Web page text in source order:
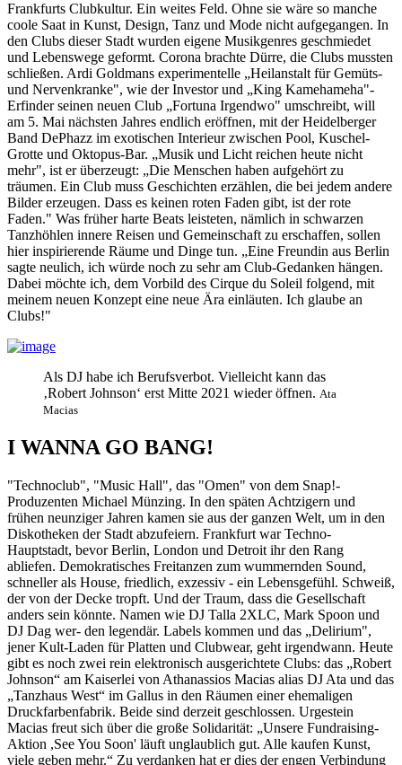
Frankfurts Clubkultur. Ein weites Feld. Ohne sie wäre so manche
coole Saat in Kunst, Design, Tanz und Mode nicht aufgegangen. In
den Clubs dieser Stadt wurden eigene Musikgenres geschmiedet
und Lebenswege geformt. Corona brachte Dürre, die Clubs mussten
schließen. Ardi Goldmans experimentelle „Heilanstalt für Gemüts-
und Nervenkranke", wie der Investor und „King Kamehameha"-
Erfinder seinen neuen Club „Fortuna Irgendwo" umschreibt, will
am 5. Mai nächsten Jahres endlich eröffnen, mit der Heidelberger
Band DePhazz im exotischen Interieur zwischen Pool, Kuschel-
Grotte und Oktopus-Bar. „Musik und Licht reichen heute nicht
mehr", ist er überzeugt: „Die Menschen haben aufgehört zu
träumen. Ein Club muss Geschichten erzählen, die bei jedem andere
Bilder erzeugen. Dass es keinen roten Faden gibt, ist der rote
Faden." Was früher harte Beats leisteten, nämlich in schwarzen
Tanzhöhlen innere Reisen und Gemeinschaft zu erschaffen, sollen
hier inspirierende Räume und Dinge tun. „Eine Freundin aus Berlin
sagte neulich, ich würde noch zu sehr am Club-Gedanken hängen.
Dabei möchte ich, dem Vorbild des Cirque du Soleil folgend, mit
meinem neuen Konzept eine neue Ära einläuten. Ich glaube an
Clubs!"
Als DJ habe ich Berufsverbot. Vielleicht kann das
‚Robert Johnson‘ erst Mitte 2021 wieder öffnen. Ata
Macias
I WANNA GO BANG!
"Technoclub", "Music Hall", das "Omen" von dem Snap!-
Produzenten Michael Münzing. In den späten Achtzigern und
frühen neunziger Jahren kamen sie aus der ganzen Welt, um in den
Diskotheken der Stadt abzufeiern. Frankfurt war Techno-
Hauptstadt, bevor Berlin, London und Detroit ihr den Rang
abliefen. Demokratisches Freitanzen zum wummernden Sound,
schneller als House, friedlich, exzessiv - ein Lebensgefühl. Schweiß,
der von der Decke tropft. Und der Traum, dass die Gesellschaft
anders sein könnte. Namen wie DJ Talla 2XLC, Mark Spoon und
DJ Dag wer- den legendär. Labels kommen und das „Delirium",
jener Kult-Laden für Platten und Clubwear, geht irgendwann. Heute
gibt es noch zwei rein elektronisch ausgerichtete Clubs: das „Robert
Johnson“ am Kaiserlei von Athanassios Macias alias DJ Ata und das
„Tanzhaus West“ im Gallus in den Räumen einer ehemaligen
Druckfarbenfabrik. Beide sind derzeit geschlossen. Urgestein
Macias freut sich über die große Solidarität: „Unsere Fundraising-
Aktion ,See You Soon' läuft unglaublich gut. Alle kaufen Kunst,
viele geben mehr.“ Zu verdanken hat er dies der engen Verbindung